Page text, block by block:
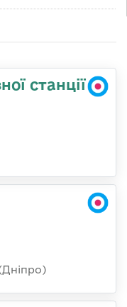
станції